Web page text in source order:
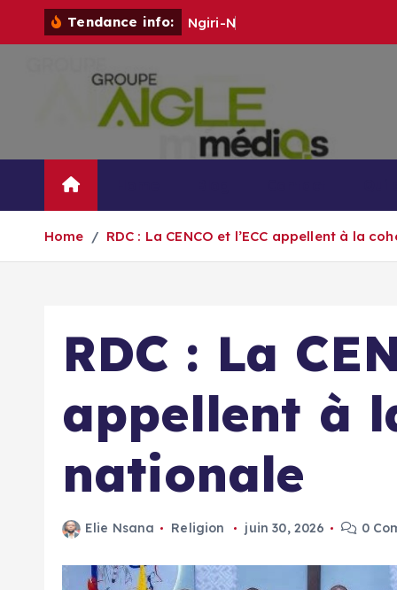
Tendance info: Ngiri-N
Home RDC : La CENCO et l’ECC appellent à la
RDC : La
appellent à
nationale
Elie Nsana Religion juin 30, 2026 0